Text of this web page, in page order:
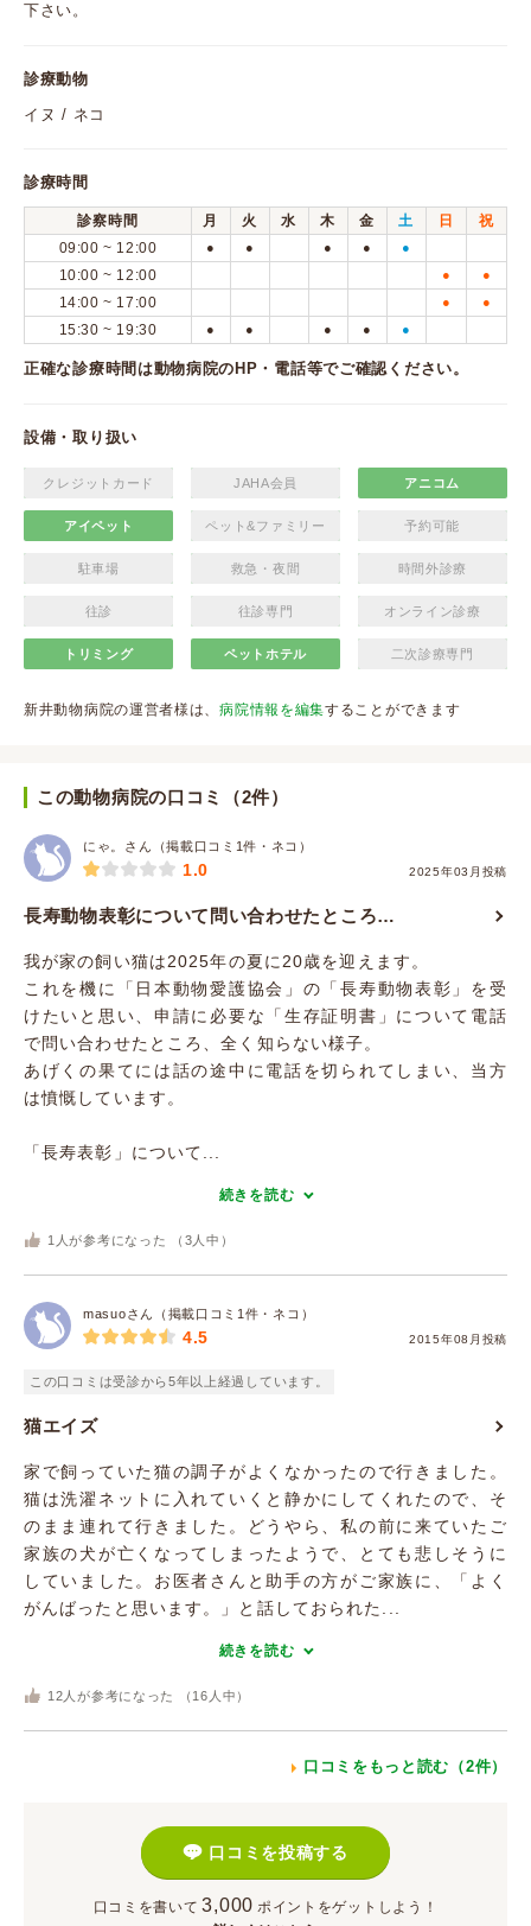
下さい。
診療動物
イヌ / ネコ
診療時間
診察時間 月 火 水 木 金 土 日
祝
09:00 ~ 12:00
● ● ● ● ●
10:00 ~ 12:00 ● ●
14:00 ~ 17:00 ● ●
15:30 ~ 19:30 ● ● ● ● ●
正確な診療時間は動物病院のHP・電話等でご確認ください。
設備・取り扱い
クレジットカード JAHA会員 アニコム
アイペット ペット&ファミリー 予約可能
駐車場 救急・夜間 時間外診療
往診 往診専門 オンライン診療
トリミング ペットホテル 二次診療専門
新井動物病院の運営者様は、病院情報を編集することができます
この動物病院の口コミ（2件）
にゃ。さん（掲載口コミ1件・ネコ）
2025年03月投稿
1.0
長寿動物表彰について問い合わせたところ…
我が家の飼い猫は2025年の夏に20歳を迎えます。
これを機に「日本動物愛護協会」の「長寿動物表彰」を受
けたいと思い、申請に必要な「生存証明書」について電話
で問い合わせたところ、全く知らない様子。
あげくの果てには話の途中に電話を切られてしまい、当方
は憤慨しています。
「長寿表彰」について...
続きを読む
1 人が参考になった （ 3 人中）
masuoさん（掲載口コミ1件・ネコ）
2015年08月投稿
4.5
この口コミは受診から5年以上経過しています。
猫エイズ
家で飼っていた猫の調子がよくなかったので行きました。
猫は洗濯ネットに入れていくと静かにしてくれたので、そ
のまま連れて行きました。どうやら、私の前に来ていたご
家族の犬が亡くなってしまったようで、とても悲しそうに
していました。お医者さんと助手の方がご家族に、「よく
がんばったと思います。」と話しておられた...
続きを読む
12 人が参考になった （ 16 人中）
口コミをもっと読む（2件）
口コミを投稿する
口コミを書いて 3,000 ポイント をゲットしよう！